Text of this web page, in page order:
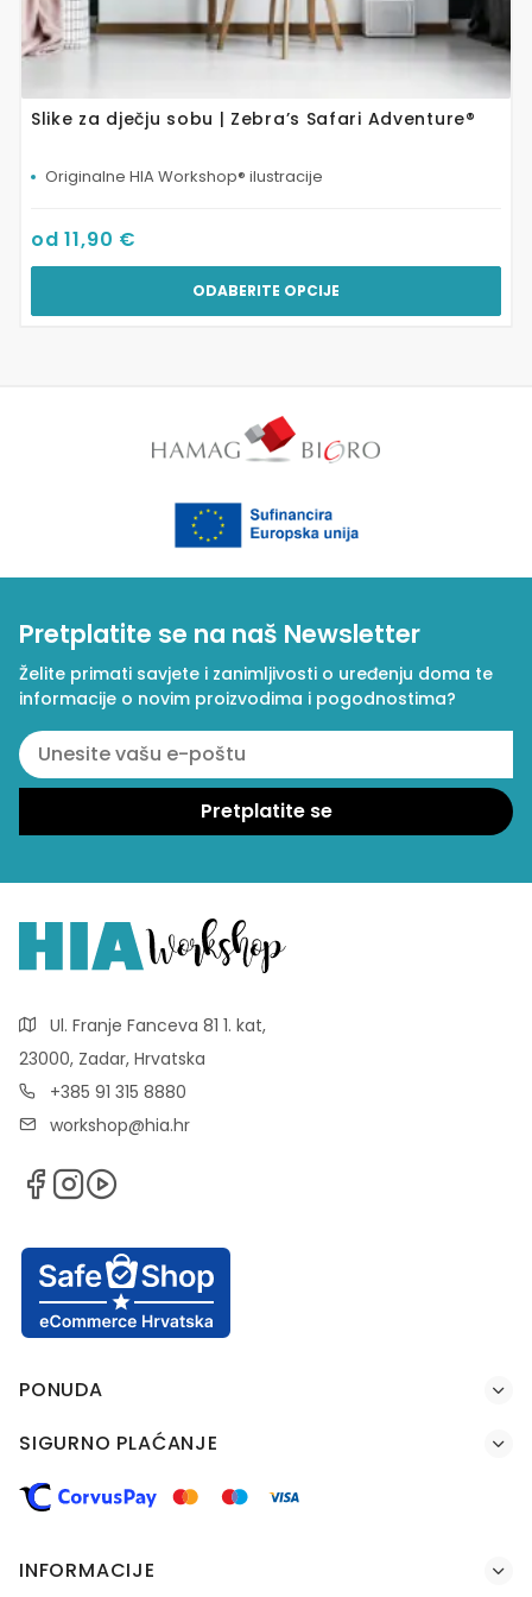
Slike za dječju sobu | Zebra’s Safari Adventure®
Originalne HIA Workshop® ilustracije
od11,90 €
ODABERITE OPCIJE
Pretplatite se na naš Newsletter
Želite primati savjete i zanimljivosti o uređenju doma te
informacije o novim proizvodima i pogodnostima?
Ul. Franje Fanceva 81 1. kat,
23000, Zadar, Hrvatska
+385 91 315 8880
workshop@hia.hr
PONUDA
SIGURNO PLAĆANJE
INFORMACIJE